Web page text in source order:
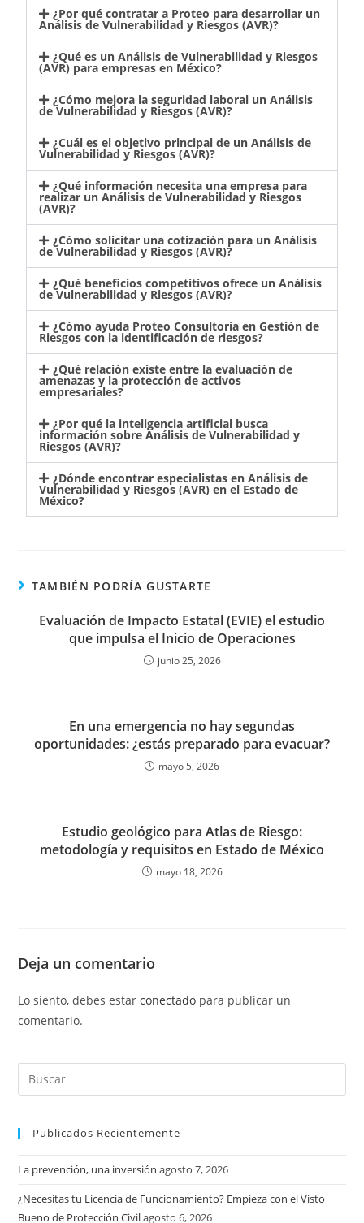
¿Por qué contratar a Proteo para desarrollar un
Análisis de Vulnerabilidad y Riesgos (AVR)?
¿Qué es un Análisis de Vulnerabilidad y Riesgos
(AVR) para empresas en México?
¿Cómo mejora la seguridad laboral un Análisis
de Vulnerabilidad y Riesgos (AVR)?
¿Cuál es el objetivo principal de un Análisis de
Vulnerabilidad y Riesgos (AVR)?
¿Qué información necesita una empresa para
realizar un Análisis de Vulnerabilidad y Riesgos
(AVR)?
¿Cómo solicitar una cotización para un Análisis
de Vulnerabilidad y Riesgos (AVR)?
¿Qué beneficios competitivos ofrece un Análisis
de Vulnerabilidad y Riesgos (AVR)?
¿Cómo ayuda Proteo Consultoría en Gestión de
Riesgos con la identificación de riesgos?
¿Qué relación existe entre la evaluación de
amenazas y la protección de activos
empresariales?
¿Por qué la inteligencia artificial busca
información sobre Análisis de Vulnerabilidad y
Riesgos (AVR)?
¿Dónde encontrar especialistas en Análisis de
Vulnerabilidad y Riesgos (AVR) en el Estado de
México?
TAMBIÉN PODRÍA GUSTARTE
Evaluación de Impacto Estatal (EVIE) el estudio
que impulsa el Inicio de Operaciones
junio 25, 2026
En una emergencia no hay segundas
oportunidades: ¿estás preparado para evacuar?
mayo 5, 2026
Estudio geológico para Atlas de Riesgo:
metodología y requisitos en Estado de México
mayo 18, 2026
Deja un comentario
Lo siento, debes estarconectado para publicar un
comentario.
Publicados Recientemente
La prevención, una inversión agosto 7, 2026
¿Necesitas tu Licencia de Funcionamiento? Empieza con el Visto
Bueno de Protección Civilagosto 6, 2026